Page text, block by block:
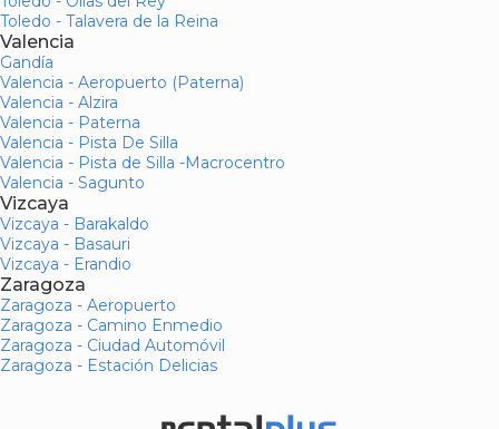
Toledo - Talavera de la Reina
Valencia
Gandía
Valencia - Aeropuerto (Paterna)
Valencia - Alzira
Valencia - Paterna
Valencia - Pista De Silla
Valencia - Pista de Silla -Macrocentro
Valencia - Sagunto
Vizcaya
Vizcaya - Barakaldo
Vizcaya - Basauri
Vizcaya - Erandio
Zaragoza
Zaragoza - Aeropuerto
Zaragoza - Camino Enmedio
Zaragoza - Ciudad Automóvil
Zaragoza - Estación Delicias